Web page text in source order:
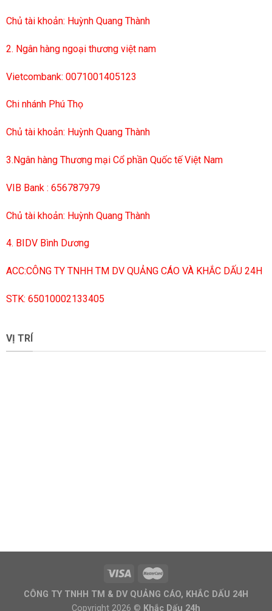
Chủ tài khoản: Huỳnh Quang Thành
2. Ngân hàng ngoại thương việt nam
Vietcombank: 0071001405123
Chi nhánh Phú Thọ
Chủ tài khoản: Huỳnh Quang Thành
3.Ngân hàng Thương mại Cổ phần Quốc tế Việt Nam
VIB Bank : 656787979
Chủ tài khoản: Huỳnh Quang Thành
4. BIDV Bình Dương
ACC:CÔNG TY TNHH TM DV QUẢNG CÁO VÀ KHẮC DẤU 24H
STK: 65010002133405
VỊ TRÍ
CÔNG TY TNHH TM & DV QUẢNG CÁO, KHẮC DẤU 24H
Copyright 2026 © Khắc Dấu 24h